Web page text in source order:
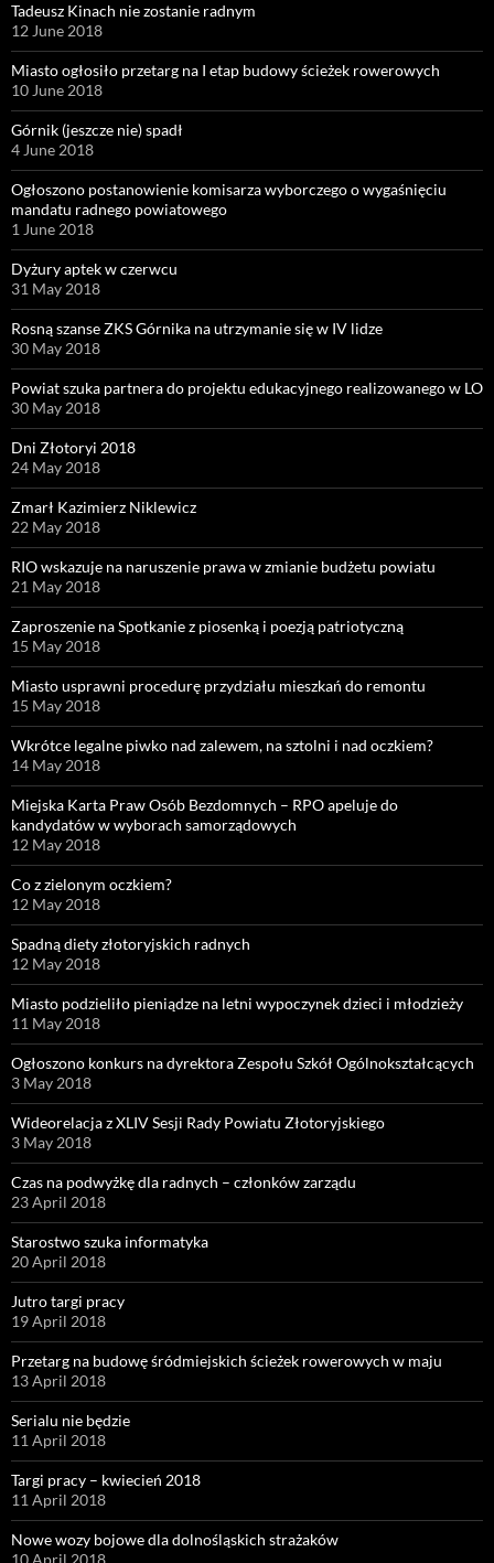
Tadeusz Kinach nie zostanie radnym
12 June 2018
Miasto ogłosiło przetarg na I etap budowy ścieżek rowerowych
10 June 2018
Górnik (jeszcze nie) spadł
4 June 2018
Ogłoszono postanowienie komisarza wyborczego o wygaśnięciu
mandatu radnego powiatowego
1 June 2018
Dyżury aptek w czerwcu
31 May 2018
Rosną szanse ZKS Górnika na utrzymanie się w IV lidze
30 May 2018
Powiat szuka partnera do projektu edukacyjnego realizowanego w LO
30 May 2018
Dni Złotoryi 2018
24 May 2018
Zmarł Kazimierz Niklewicz
22 May 2018
RIO wskazuje na naruszenie prawa w zmianie budżetu powiatu
21 May 2018
Zaproszenie na Spotkanie z piosenką i poezją patriotyczną
15 May 2018
Miasto usprawni procedurę przydziału mieszkań do remontu
15 May 2018
Wkrótce legalne piwko nad zalewem, na sztolni i nad oczkiem?
14 May 2018
Miejska Karta Praw Osób Bezdomnych – RPO apeluje do
kandydatów w wyborach samorządowych
12 May 2018
Co z zielonym oczkiem?
12 May 2018
Spadną diety złotoryjskich radnych
12 May 2018
Miasto podzieliło pieniądze na letni wypoczynek dzieci i młodzieży
11 May 2018
Ogłoszono konkurs na dyrektora Zespołu Szkół Ogólnokształcących
3 May 2018
Wideorelacja z XLIV Sesji Rady Powiatu Złotoryjskiego
3 May 2018
Czas na podwyżkę dla radnych – członków zarządu
23 April 2018
Starostwo szuka informatyka
20 April 2018
Jutro targi pracy
19 April 2018
Przetarg na budowę śródmiejskich ścieżek rowerowych w maju
13 April 2018
Serialu nie będzie
11 April 2018
Targi pracy – kwiecień 2018
11 April 2018
Nowe wozy bojowe dla dolnośląskich strażaków